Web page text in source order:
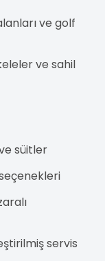
ve golf
ve sahil
süitler
servis